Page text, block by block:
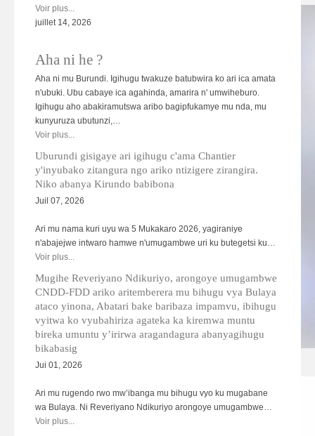
HAGU03.jpg
Voir plus...
juillet 14, 2026
Aha ni he ?
Aha ni mu Burundi. Igihugu twakuze batubwira ko ari ica amata
n'ubuki. Ubu cabaye ica agahinda, amarira n' umwiheburo.
Igihugu aho abakiramutswa aribo bagipfukamye mu nda, mu
kunyuruza ubutunzi,…
Voir plus...
Uburundi gisigaye ari igihugu c'ama Chantier
y'inyubako zitangura ngo ariko ntizigere zirangira.
Niko abanya Kirundo babibona
Juil 07, 2026
Ari mu nama kuri uyu wa 5 Mukakaro 2026, yagiraniye
n'abajejwe intwaro hamwe n'umugambwe uri ku butegetsi ku…
Voir plus...
Mugihe Reveriyano Ndikuriyo, arongoye umugambwe
CNDD-FDD ariko aritemberera mu bihugu vya Bulaya
ataco yinona, Abatari bake baribaza impamvu, ibihugu
vyitwa ko vyubahiriza agateka ka kiremwa muntu
bireka umuntu y’irirwa aragandagura abanyagihugu
bikabasig
Jui 01, 2026
Ari mu rugendo rwo mw’ibanga mu bihugu vyo ku mugabane
wa Bulaya. Ni Reveriyano Ndikuriyo arongoye umugambwe…
Voir plus...